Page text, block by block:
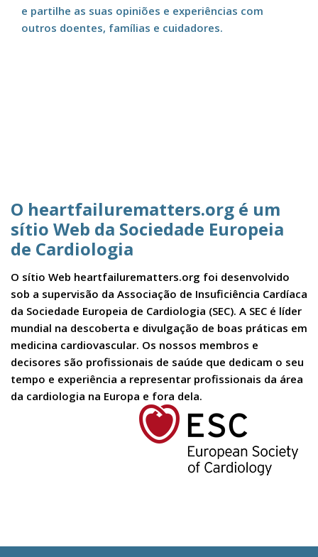
e partilhe as suas opiniões e experiências com
outros doentes, famílias e cuidadores.
O heartfailurematters.org é um
sítio Web da Sociedade Europeia
de Cardiologia
O sítio Web heartfailurematters.org foi desenvolvido
sob a supervisão da Associação de Insuficiência Cardíaca
da Sociedade Europeia de Cardiologia (SEC). A SEC é líder
mundial na descoberta e divulgação de boas práticas em
medicina cardiovascular. Os nossos membros e
decisores são profissionais de saúde que dedicam o seu
tempo e experiência a representar profissionais da área
da cardiologia na Europa e fora dela.